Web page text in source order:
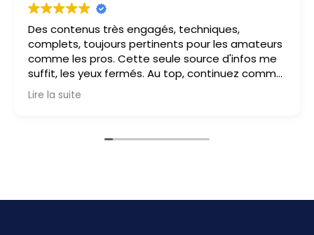
Des contenus très engagés, techniques,
complets, toujours pertinents pour les amateurs
comme les pros. Cette seule source d'infos me
suffit, les yeux fermés. Au top, continuez comme
ça
Lire la suite